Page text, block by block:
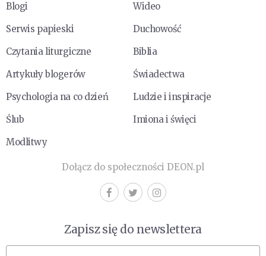
Blogi
Wideo
Serwis papieski
Duchowość
Czytania liturgiczne
Biblia
Artykuły blogerów
Świadectwa
Psychologia na co dzień
Ludzie i inspiracje
Ślub
Imiona i święci
Modlitwy
Dołącz do społeczności DEON.pl
Zapisz się do newslettera